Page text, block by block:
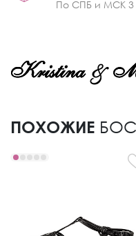
По СПБ и МСК 3
ПОХОЖИЕ